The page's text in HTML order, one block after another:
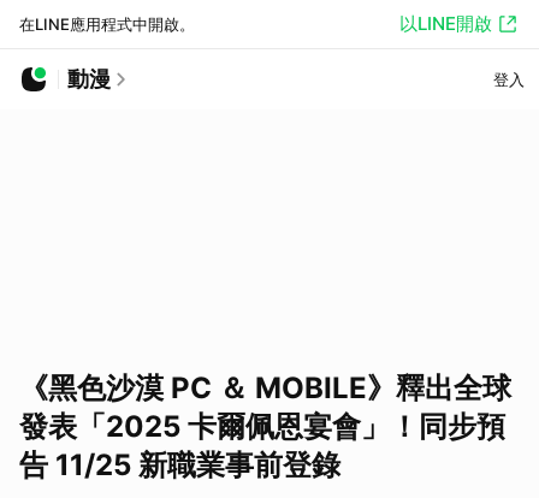
在LINE應用程式中開啟。 以LINE開啟
動漫 登入
《黑色沙漠 PC ＆ MOBILE》釋出全球
發表「2025 卡爾佩恩宴會」！同步預
告 11/25 新職業事前登錄